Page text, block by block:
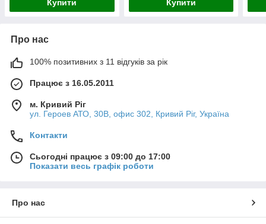
Купити Купити
Про нас
100% позитивних з 11 відгуків за рік
Працює з 16.05.2011
м. Кривий Ріг
ул. Героев АТО, 30В, офис 302, Кривий Ріг, Україна
Контакти
Сьогодні працює з 09:00 до 17:00
Показати весь графік роботи
Про нас